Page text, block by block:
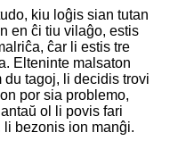
kiu loĝis sian tutan
en ĉi tiu vilaĝo, estis
ĉar li estis tre
Elteninte malsaton
du tagoj, li decidis trovi
por sia problemo,
ol li povis fari
li bezonis ion manĝi.